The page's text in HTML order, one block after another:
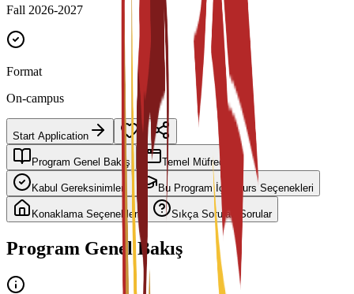
Fall 2026-2027
Format
On-campus
Start Application
Program Genel Bakış Temel Müfredat
Kabul Gereksinimleri Bu Program İçin Burs Seçenekleri
Konaklama Seçenekleri Sıkça Sorulan Sorular
Program Genel Bakış